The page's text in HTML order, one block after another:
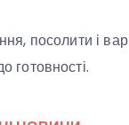
посолити і
готовності.